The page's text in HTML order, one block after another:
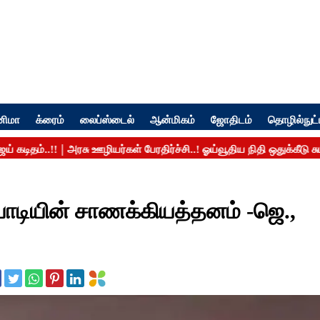
க்ரைம் லைப்ஸ்டைல் ஆன்மிகம் ஜோதிடம்
சாணக்கியத்தனம் -ஜெ.,